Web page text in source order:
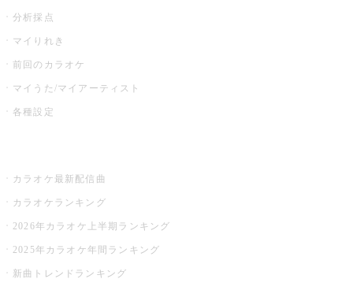
分析採点
マイりれき
前回のカラオケ
マイうた/マイアーティスト
各種設定
カラオケ最新配信曲
カラオケランキング
2026年カラオケ上半期ランキング
2025年カラオケ年間ランキング
新曲トレンドランキング